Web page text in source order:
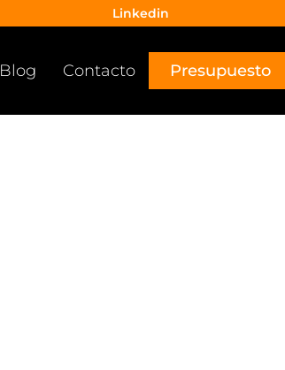
Linkedin
Blog Contacto Presupuesto